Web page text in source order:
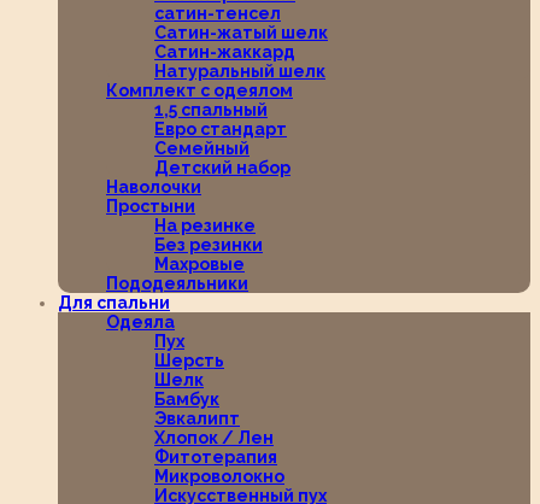
сатин-тенсел
Сатин-жатый шелк
Сатин-жаккард
Натуральный шелк
Комплект с одеялом
1,5 спальный
Евро стандарт
Семейный
Детский набор
Наволочки
Простыни
На резинке
Без резинки
Махровые
Пододеяльники
Для спальни
Одеяла
Пух
Шерсть
Шелк
Бамбук
Эвкалипт
Хлопок / Лен
Фитотерапия
Микроволокно
Искусственный пух